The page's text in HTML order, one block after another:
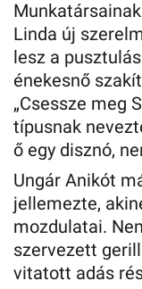
Linda új
lesz a
énekesnő
„Csessze meg
típusnak
ő egy disznó,
Ungár Anikót
jellemezte,
mozdulatai.
szervezett
vitatott adás